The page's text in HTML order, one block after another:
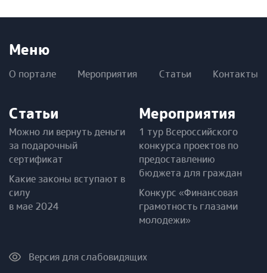
Меню
О портале Мероприятия Статьи Контакты
Статьи
Можно ли вернуть деньги
за подарочный
сертификат
Какие законы вступают в
силу
в мае 2024
Мероприятия
1 тур Всероссийского
конкурса проектов по
предоставлению
бюджета для граждан
Конкурс «Финансовая
грамотность глазами
молодежи»
Версия для слабовидящих